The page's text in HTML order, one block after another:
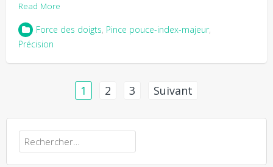
Read More
Force des doigts, Pince pouce-index-majeur,
Précision
Navigation
articles
1 2 3 Suivant
Rechercher :